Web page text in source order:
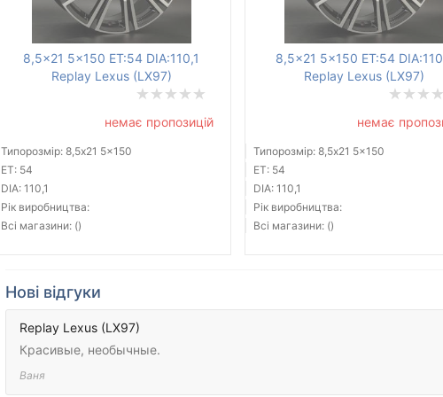
8,5x21 5x150 ET:54 DIA:110,1
Replay Lexus (LX97)
немає пропозицій
Типорозмір: 8,5x21 5x150
ET: 54
DIA: 110,1
Рік виробництва:
Всі магазини: ()
8,5x21 5x150 ET:54
Replay Lexus (LX97)
немає
Типорозмір: 8,5x21 5x150
ET: 54
DIA: 110,1
Рік виробництва:
Всі магазини: ()
Нові відгуки
Replay Lexus (LX97)
Красивые, необычные.
Ваня